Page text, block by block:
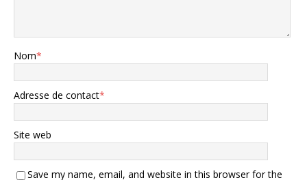
Nom*
Adresse de contact*
Site web
Save my name, email, and website in this browser for the